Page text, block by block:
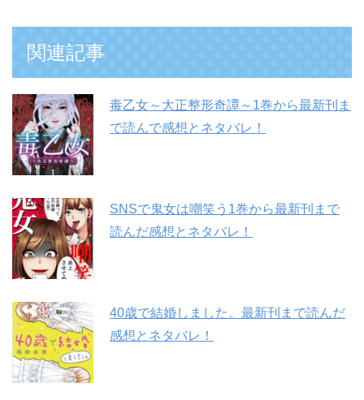
関連記事
毒乙女～大正整形奇譚～1巻から最新刊ま
で読んで感想とネタバレ！
SNSで鬼女は嘲笑う1巻から最新刊まで
読んだ感想とネタバレ！
40歳で結婚しました。最新刊まで読んだ
感想とネタバレ！